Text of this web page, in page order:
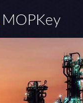
MOPKey